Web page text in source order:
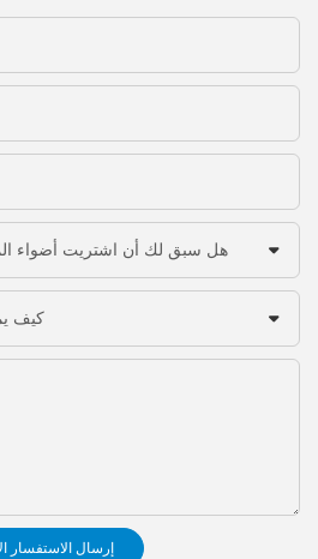
هل سبق لك أن اشتريت أضواء
كيف
إرسال الاستفسار